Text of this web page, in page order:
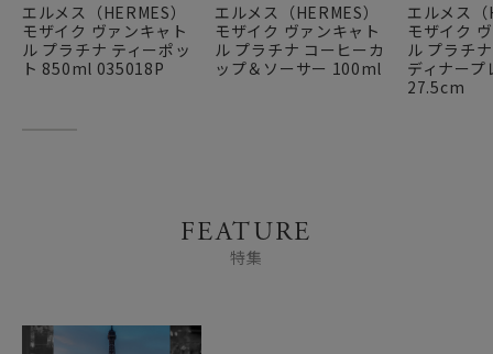
エルメス（HERMES）
モザイク ヴァンキャト
ル プラチナ ティーポッ
ト 850ml 035018P
エルメス（HERMES）
モザイク ヴァンキャト
ル プラチナ コーヒーカ
ップ＆ソーサー 100ml
エルメス
モザイク
ル プラチ
ディナープ
27.5cm
FEATURE
特集